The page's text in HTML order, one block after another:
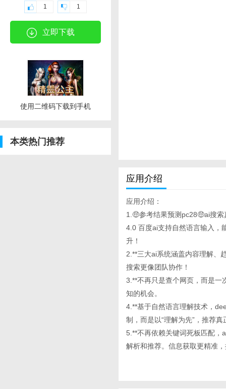
1 1
立即下载
使用二维码下载到手机
本类热门推荐
应用介绍
应用介绍：
1.🤑参考结果预测pc28🤑ai搜
4.0 百度ai支持自然语言输入，
升！
2.**三大ai系统涵盖内容理解、
搜索更像团队协作！
3.**不再只是查个网页，而是一
知的机会。
4.**基于自然语言理解技术，
制，而是以“理解为先”，推荐
5.**不再依赖关键词死板匹配，
解析和推荐。信息获取更精准